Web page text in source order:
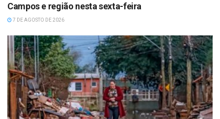
Campos e região nesta sexta-feira
7 DE AGOSTO DE 2026